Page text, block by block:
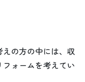
の方の中には、収
ォームを考えてい